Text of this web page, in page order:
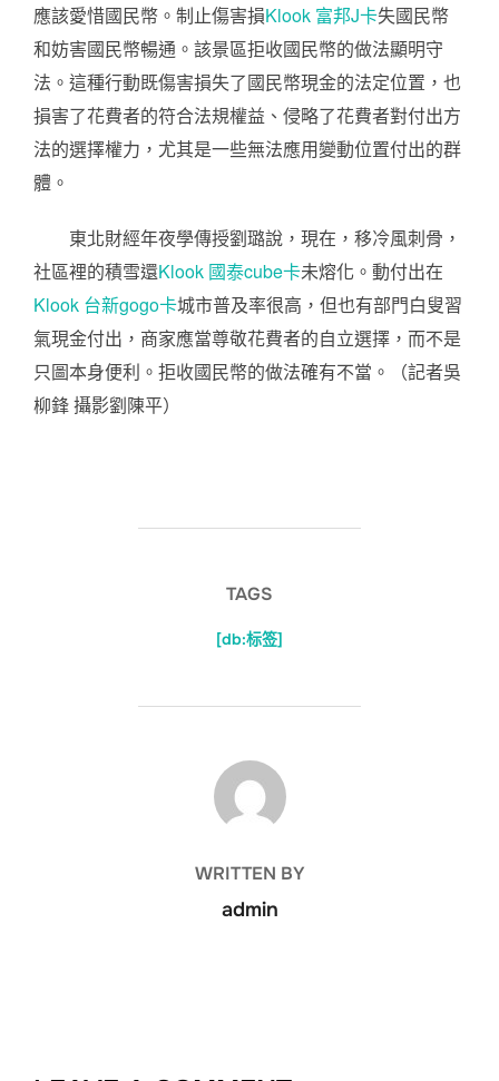
應該愛惜國民幣。制止傷害損Klook 富邦J卡失國民幣
和妨害國民幣暢通。該景區拒收國民幣的做法顯明守
法。這種行動既傷害損失了國民幣現金的法定位置，也
損害了花費者的符合法規權益、侵略了花費者對付出方
法的選擇權力，尤其是一些無法應用變動位置付出的群
體。
東北財經年夜學傳授劉璐說，現在，移冷風刺骨，
社區裡的積雪還Klook 國泰cube卡未熔化。動付出在
Klook 台新gogo卡城市普及率很高，但也有部門白叟習
氣現金付出，商家應當尊敬花費者的自立選擇，而不是
只圖本身便利。拒收國民幣的做法確有不當。（記者吳
柳鋒 攝影劉陳平）
TAGS
[db:标签]
POST AUTHOR
WRITTEN BY
admin